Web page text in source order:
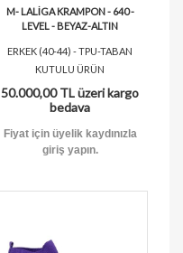
M- LALİGA KRAMPON - 640 -
LEVEL - BEYAZ-ALTIN
ERKEK (40-44) - TPU-TABAN
KUTULU ÜRÜN
50.000,00 TL üzeri kargo
bedava
Fiyat için üyelik kaydınızla
giriş yapın.